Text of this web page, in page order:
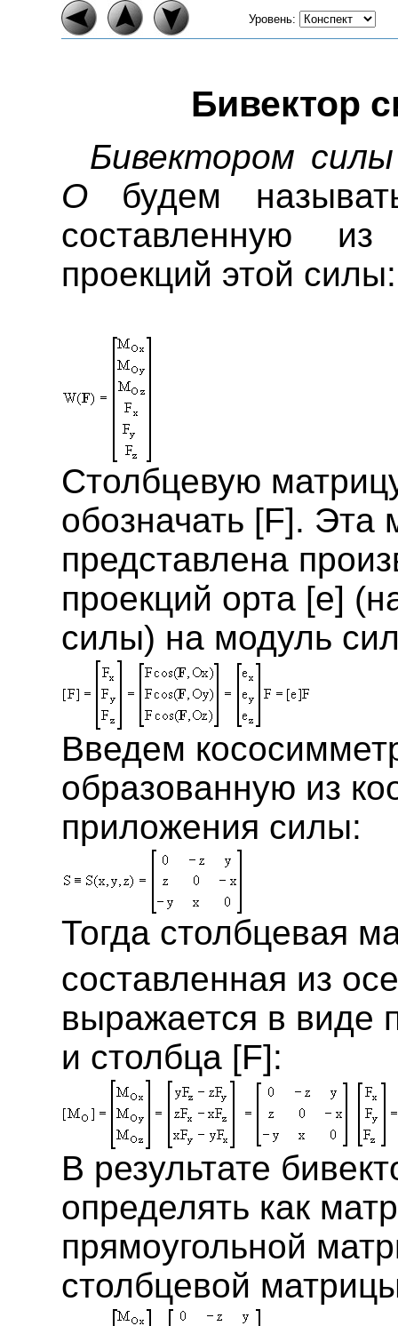
Уровень:
Бивектор
Бивектором
Oбудем
составленную
проекций этой силы:
Столбцевую
обозначать [F]. Эта
представлена
проекций орта [e]
силы) на модуль
Введем
образованную из
приложения силы:
Тогда столбцевая
составленная из
выражается в виде
и столбца [F]:
В результате
определять как
прямоугольной
столбцевой